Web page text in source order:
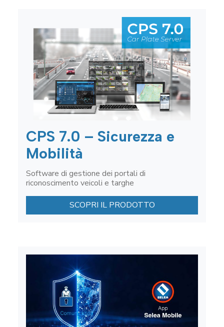
CPS 7.0 – Sicurezza e
Mobilità
Software di gestione dei portali di
riconoscimento veicoli e targhe
SCOPRI IL PRODOTTO